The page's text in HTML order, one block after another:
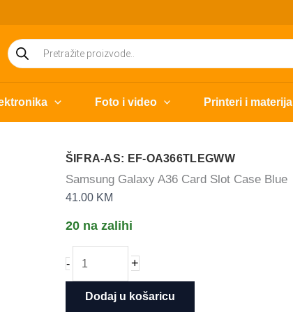
Products
search
Foto i video Printeri i materijal
ŠIFRA-AS: EF-OA366TLEGWW
Samsung Galaxy A36 Card Slot Case Blue
41.00 KM
20 na zalihi
-
Galaxy
+
Dodaj u košaricu